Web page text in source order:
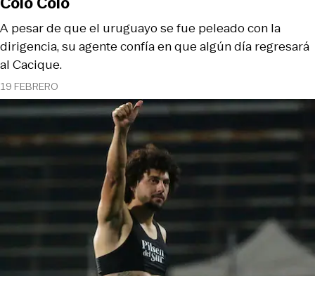
19 FEBRERO
A pesar de que el uruguayo se fue peleado con la
dirigencia, su agente confía en que algún día regresará
al Cacique.